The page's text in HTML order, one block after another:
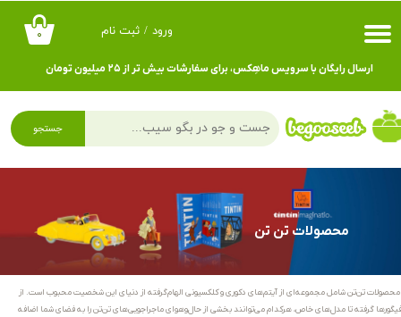
۰ ورود / ثبت نام
حساب کاربری من
تغییر گذر واژه
سفارشات
ارسال رایگان با سرویس ماهِکس، برای سفارشات بیش تر از ۲۵ میلیون تومان
جستجو
محصولات تن تن
محصولات تن‌تن شامل مجموعه‌ای از آیتم‌های دکوری و کلکسیونی الهام‌گرفته از دنیای این شخصیت محبوب است. از
فیگورها گرفته تا مدل‌های خاص، هرکدام می‌توانند بخشی از حال‌وهوای ماجراجویی‌های تن‌تن را به فضای شما اضافه